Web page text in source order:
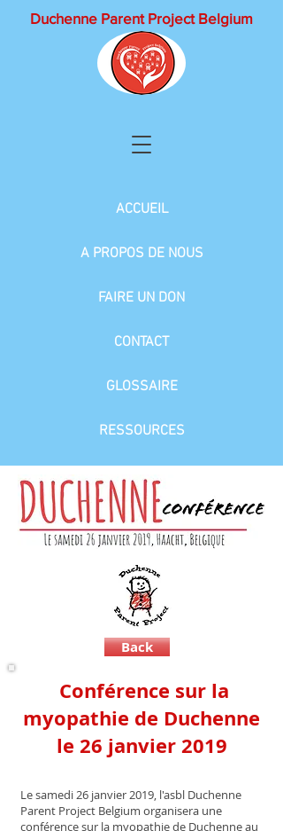
Duchenne Parent Project Belgium
ACCUEIL
A PROPOS DE NOUS
FAIRE UN DON
CONTACT
GLOSSAIRE
RESSOURCES
Back
Conférence sur la
myopathie de Duchenne
le 26 janvier 2019
Le samedi 26 janvier 2019, l'asbl Duchenne
Parent Project Belgium organisera une
conférence sur la myopathie de Duchenne au